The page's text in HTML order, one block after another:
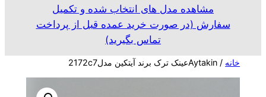
مشاهده مدل های انتخاب شده و تکمیل
سفارش (در صورت خرید عمده قبل از پرداخت
تماس بگیرید)
خانه / Aytakinعینک ترک برند آیتکین مدل2172c7